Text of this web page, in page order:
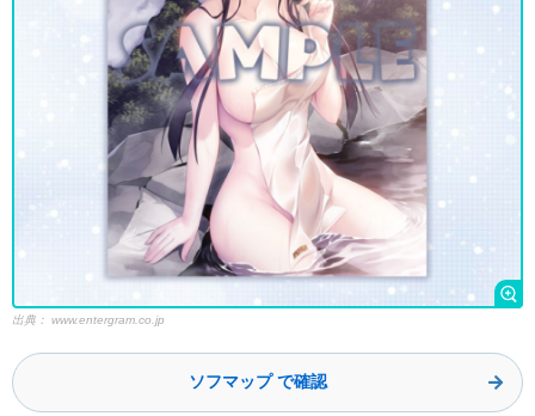
出典： www.entergram.co.jp
ソフマップ で確認